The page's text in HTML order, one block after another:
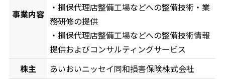
事業内容
・損保代理店整備工場などへの整備技術・業
務研修の提供
・損保代理店整備工場などへの整備技術情報
提供およびコンサルティングサービス
株主
あいおいニッセイ同和損害保険株式会社